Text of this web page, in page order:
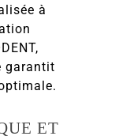
à
garantit
ET